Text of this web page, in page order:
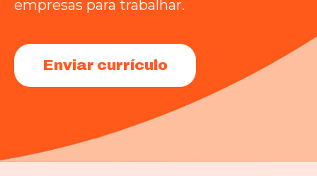
empresas para trabalhar.
Enviar currículo